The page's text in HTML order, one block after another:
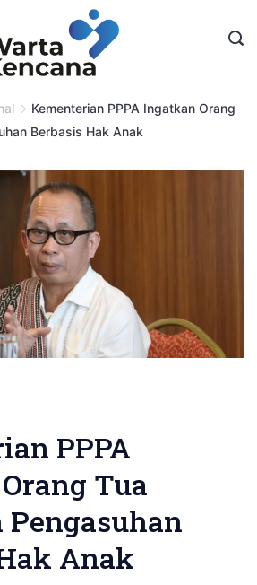
Kementerian PPPA Ingatkan Orang
Berbasis Hak Anak
PPPA
Tua
Anak